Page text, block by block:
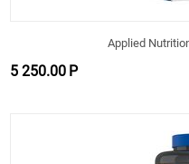
Applied
5 250.00 Р